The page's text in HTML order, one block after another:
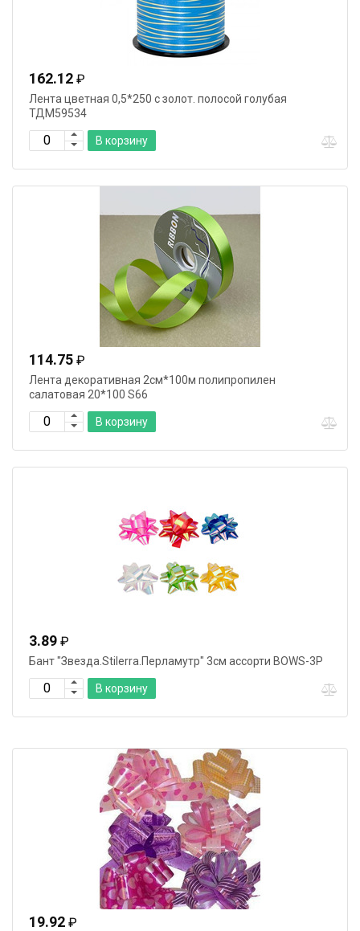
162.12 ₽
Лента цветная 0,5*250 с золот. полосой голубая
ТДМ59534
В корзину
114.75 ₽
Лента декоративная 2см*100м полипропилен
салатовая 20*100 S66
В корзину
3.89 ₽
Бант "Звезда.Stilerra.Перламутр" 3см ассорти BOWS-3P
В корзину
19.92 ₽